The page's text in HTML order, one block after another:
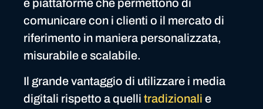
e piattaforme che permettono di
comunicare con i clienti o il mercato di
riferimento in maniera personalizzata,
misurabile e scalabile.
Il grande vantaggio di utilizzare i media
digitali rispetto a quelli tradizionali e